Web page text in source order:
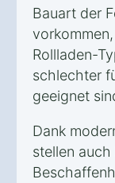
Bauart der
Rollladen-
schlechter
geeignet
Dank
stellen